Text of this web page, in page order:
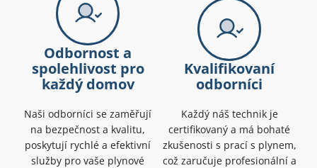
Odbornost a
spolehlivost pro
každý domov
Naši odborníci se zaměřují
na bezpečnost a kvalitu,
poskytují rychlé a efektivní
služby pro vaše plynové
Kvalifikovaní
odborníci
Každý náš technik je
certifikovaný a má bohaté
zkušenosti s prací s plynem,
což zaručuje profesionální a